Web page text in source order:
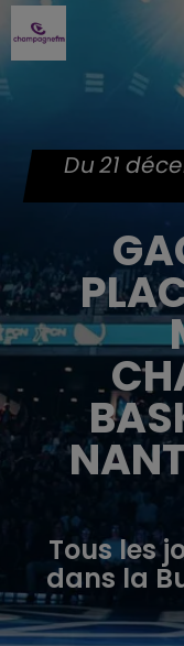
Du 21
Tous les
dans la